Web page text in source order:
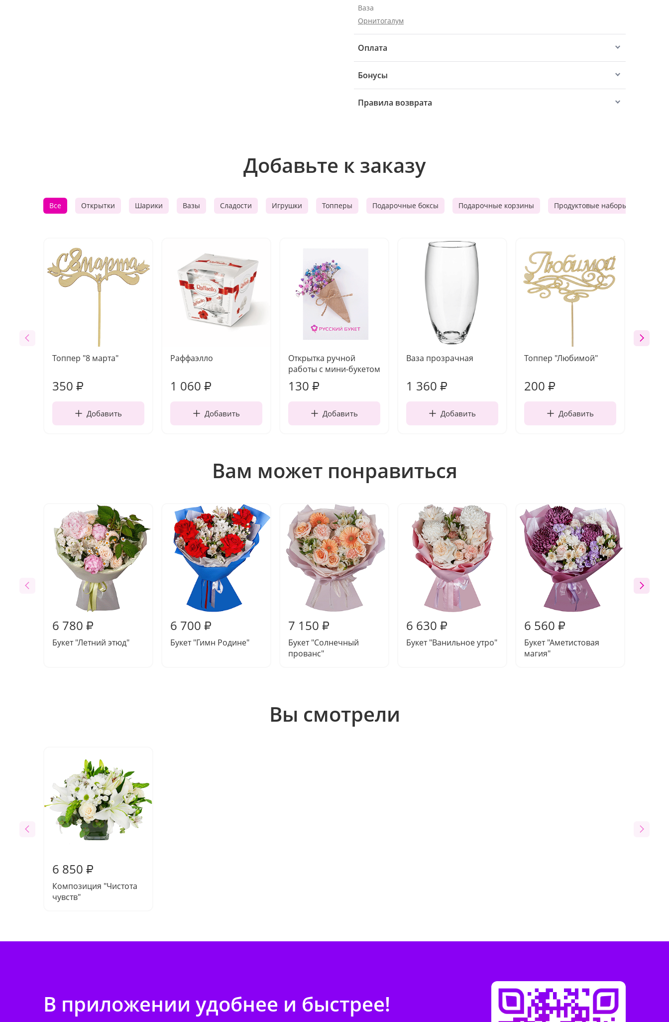
Ваза
Орнитогалум
Оплата
Бонусы
Правила возврата
Добавьте к заказу
Все Открытки Шарики Вазы Сладости Игрушки Топперы Подарочные боксы Подарочные корзины Продуктовые наборы
Топпер "8 марта"
350 ₽
Добавить
Раффаэлло
1 060 ₽
Добавить
Открытка ручной
работы с мини-букетом
130 ₽
Добавить
Ваза прозрачная
1 360 ₽
Добавить
Топпер "Любимой"
200 ₽
Добавить
Вам может понравиться
6 780 ₽
Букет "Летний этюд"
6 700 ₽
Букет "Гимн Родине"
7 150 ₽
Букет "Солнечный
прованс"
6 630 ₽
Букет "Ванильное утро"
6 560 ₽
Букет "Аметистовая
магия"
Вы смотрели
6 850 ₽
Композиция "Чистота
чувств"
В приложении удобнее и быстрее!